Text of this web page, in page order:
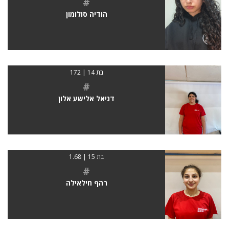
הודיה סולומון
בת 14 | 172
#
דניאל אלישע אלון
בת 15 | 1.68
#
רהף חילאילה